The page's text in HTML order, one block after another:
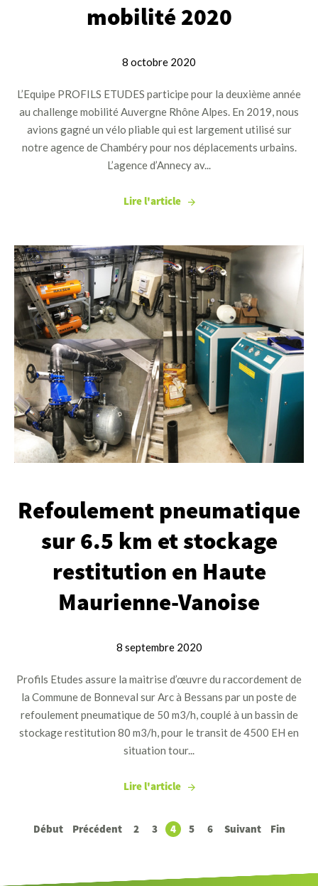
mobilité 2020
8 octobre 2020
L’Equipe PROFILS ETUDES participe pour la deuxième année
au challenge mobilité Auvergne Rhône Alpes. En 2019, nous
avions gagné un vélo pliable qui est largement utilisé sur
notre agence de Chambéry pour nos déplacements urbains.
L’agence d’Annecy av...
Lire l'article
Refoulement pneumatique
sur 6.5 km et stockage
restitution en Haute
Maurienne-Vanoise
8 septembre 2020
Profils Etudes assure la maitrise d’œuvre du raccordement de
la Commune de Bonneval sur Arc à Bessans par un poste de
refoulement pneumatique de 50 m3/h, couplé à un bassin de
stockage restitution 80 m3/h, pour le transit de 4500 EH en
situation tour...
Lire l'article
Début Précédent 2 3 4 5 6 Suivant Fin